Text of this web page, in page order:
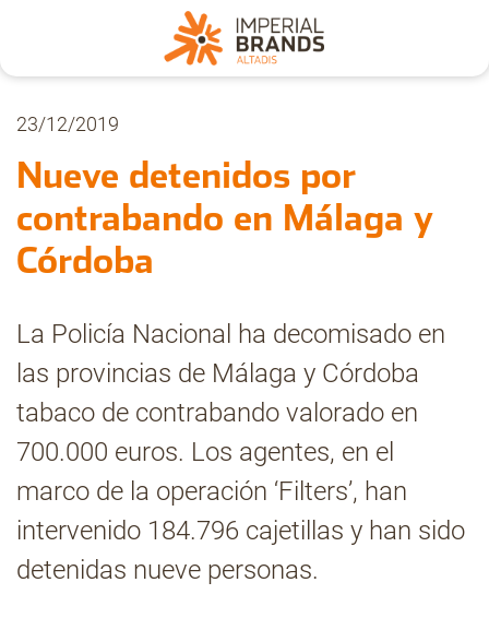
Nosotros
Secciones
Denuncia
Pregúntanos
Archivo
Estadísticas CMT
Contacto
23/12/2019
Nueve detenidos por
contrabando en Málaga y
Córdoba
La Policía Nacional ha decomisado en
las provincias de Málaga y Córdoba
tabaco de contrabando valorado en
700.000 euros. Los agentes, en el
marco de la operación ‘Filters’, han
intervenido 184.796 cajetillas y han sido
detenidas nueve personas.